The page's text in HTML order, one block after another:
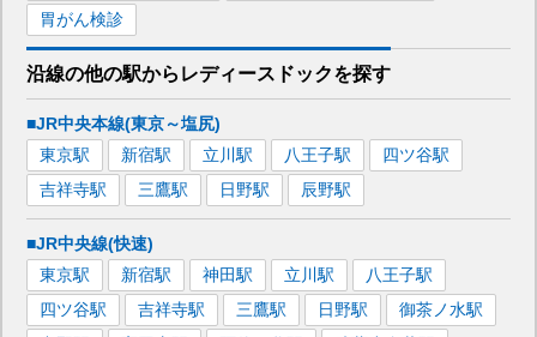
胃がん検診
沿線の他の駅から レディースドックを探す
■JR中央本線(東京～塩尻)
東京駅 新宿駅 立川駅 八王子駅 四ツ谷駅
吉祥寺駅 三鷹駅 日野駅 辰野駅
■JR中央線(快速)
東京駅 新宿駅 神田駅 立川駅 八王子駅
四ツ谷駅 吉祥寺駅 三鷹駅 日野駅 御茶ノ水駅